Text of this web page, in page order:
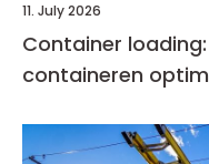
11. July 2026
Container
containeren